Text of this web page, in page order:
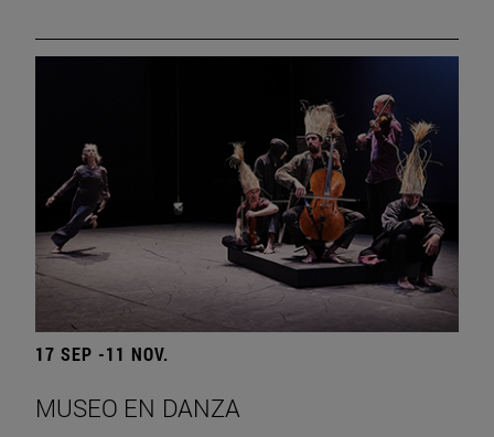
17 SEP -11 NOV.
MUSEO EN DANZA